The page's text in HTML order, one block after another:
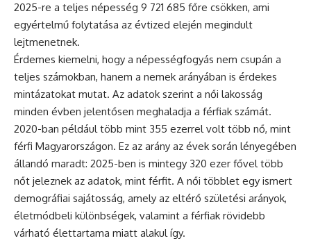
2025-re a teljes népesség 9 721 685 főre csökken, ami
egyértelmű folytatása az évtized elején megindult
lejtmenetnek.
Érdemes kiemelni, hogy a népességfogyás nem csupán a
teljes számokban, hanem a nemek arányában is érdekes
mintázatokat mutat. Az adatok szerint a női lakosság
minden évben jelentősen meghaladja a férfiak számát.
2020-ban például több mint 355 ezerrel volt több nő, mint
férfi Magyarországon. Ez az arány az évek során lényegében
állandó maradt: 2025-ben is mintegy 320 ezer fővel több
nőt jeleznek az adatok, mint férfit. A női többlet egy ismert
demográfiai sajátosság, amely az eltérő születési arányok,
életmódbeli különbségek, valamint a férfiak rövidebb
várható élettartama miatt alakul így.